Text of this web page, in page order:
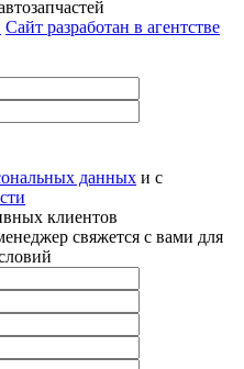
Сайт разработан в агентстве
данных и с
клиентов
свяжется с вами для